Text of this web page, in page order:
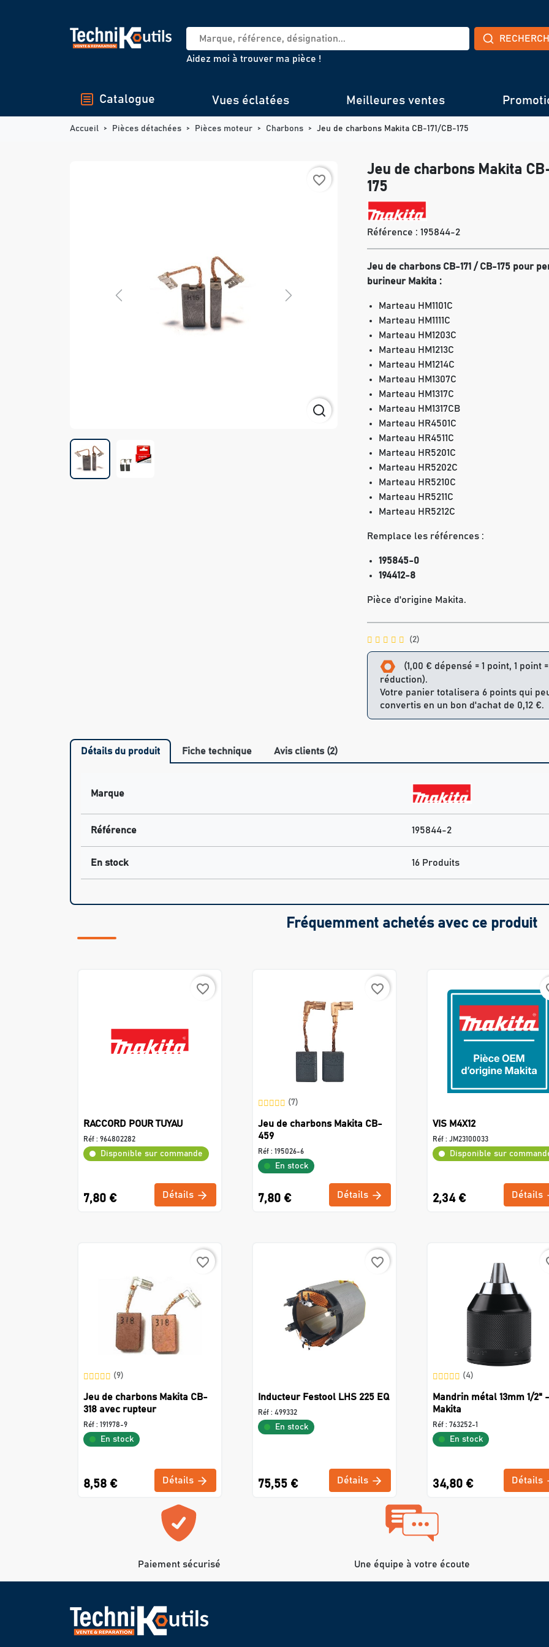
Aidez moi à trouver ma pièce !
Catalogue Vues éclatées Meilleures ventes
Accueil Pièces détachées Pièces moteur Charbons Jeu de charbons Makita CB-171/CB-175
favorite_border
Previous Next
Jeu de charbons Makita
175
Référence : 195844-2
Jeu de charbons CB-171 / CB-175 pour
burineur Makita :
Marteau HM1101C
Marteau HM1111C
Marteau HM1203C
Marteau HM1213C
Marteau HM1214C
Marteau HM1307C
Marteau HM1317C
Marteau HM1317CB
Marteau HR4501C
Marteau HR4511C
Marteau HR5201C
Marteau HR5202C
Marteau HR5210C
Marteau HR5211C
Marteau HR5212C
Remplace les références :
195845-0
194412-8
Pièce d'origine Makita.
(2)
(1,00 € dépensé = 1 point, 1 point
réduction).
Votre panier totalisera 6 points qui
convertis en un bon d'achat de 0,12 €.
Détails du produit Fiche technique Avis clients (2)
Marque
Référence 195844-2
En stock 16 Produits
Fréquemment achetés avec ce produit
favorite_border
RACCORD POUR TUYAU
Réf : 964802282
Disponible sur commande
7,80 € Détails
favorite_border
(7)
Jeu de charbons Makita CB-
459
Réf : 195026-6
En stock
7,80 € Détails
VIS M4X12
Réf : JM23100033
Disponible sur
2,34 € Détails
favorite_border
(9)
Jeu de charbons Makita CB-
318 avec rupteur
Réf : 191978-9
En stock
8,58 € Détails
favorite_border
Inducteur Festool LHS 225 EQ
Réf : 499332
En stock
75,55 € Détails
(4)
Mandrin métal 13mm 1/2" -
Makita
Réf : 763252-1
En stock
34,80 € Détails
Paiement sécurisé Une équipe à votre écoute